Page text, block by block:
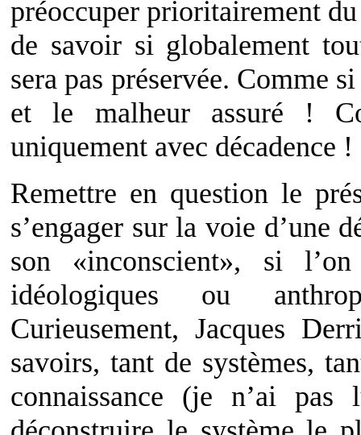
préoccuper prioritairement
de savoir si globalement
sera pas préservée. Comme
et le malheur assuré !
uniquement avec décadence !
Remettre en question le
s’engager sur la voie d’une
son «inconscient», si
idéologiques ou
Curieusement, Jacques
savoirs, tant de systèmes,
connaissance (je n’ai